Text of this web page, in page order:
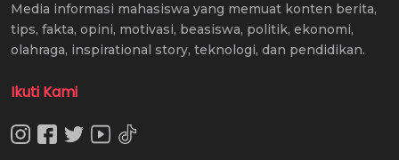
Media informasi mahasiswa yang memuat konten berita,
tips, fakta, opini, motivasi, beasiswa, politik, ekonomi,
olahraga, inspirational story, teknologi, dan pendidikan.
Ikuti Kami